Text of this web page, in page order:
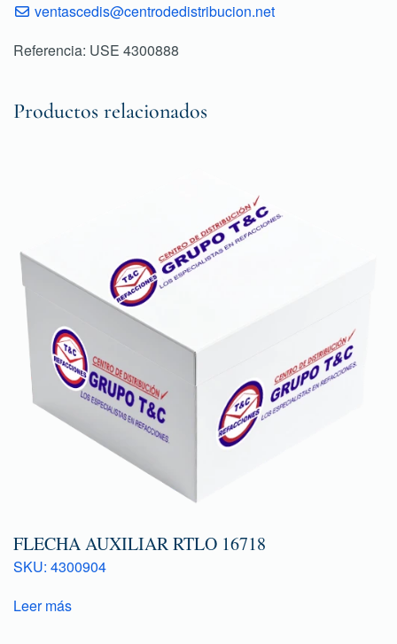
ventascedis@centrodedistribucion.net
Referencia: USE 4300888
Productos relacionados
FLECHA AUXILIAR RTLO 16718
SKU: 4300904
Leer más